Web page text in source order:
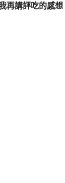
再講評吃的感想